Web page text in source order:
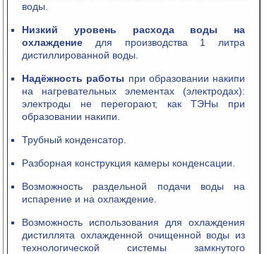
воды.
Низкий уровень расхода воды на
охлаждение для производства 1 литра
дистиллированной воды.
Надёжность работы при образовании накипи
на нагревательных элементах (электродах):
электроды не перегорают, как ТЭНы при
образовании накипи.
Трубный конденсатор.
Разборная конструкция камеры конденсации.
Возможность раздельной подачи воды на
испарение и на охлаждение.
Возможность использования для охлаждения
дистиллята охлажденной очищенной воды из
технологической системы замкнутого